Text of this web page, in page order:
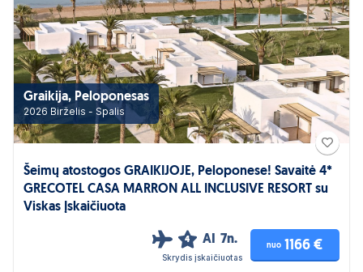
Graikija, Peloponesas
2026 Birželis - Spalis
Šeimų atostogos GRAIKIJOJE, Peloponese! Savaitė 4*
GRECOTEL CASA MARRON ALL INCLUSIVE RESORT su
Viskas Įskaičiuota
4 AI 7n.
Skrydis įskaičiuotas
nuo 1166 €